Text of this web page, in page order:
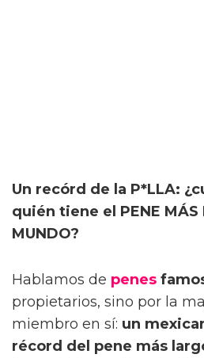
Un recórd de la P*LLA:
quién tiene el PENE MÁS
MUNDO?
Hablamos de penes
propietarios, sino por la
miembro en sí: un
récord del pene más